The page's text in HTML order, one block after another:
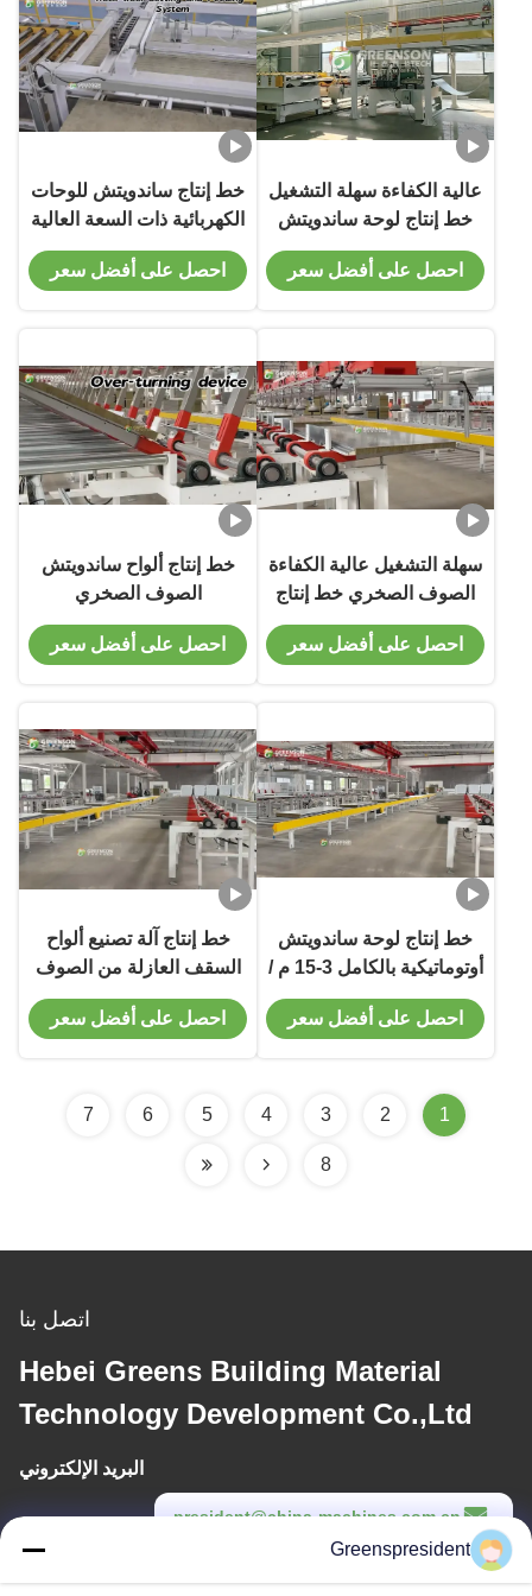
عالية الكفاءة سهلة التشغيل
خط إنتاج لوحة ساندويتش
PU للوحات السطحية
والجدارية ذات سمك 40-300احصل على أفضل سعر
خط إنتاج ساندويتش للوحات
الكهربائية ذات السعة العالية
المتغيرة
احصل على أفضل سعر
سهلة التشغيل عالية الكفاءة
الصوف الصخري خط إنتاج
لوحة رغوة البوليوريثان مع
نظام التحكم العددي PLC
احصل على أفضل سعر
خط إنتاج ألواح ساندويتش
الصوف الصخري
الأوتوماتيكي بالكامل ذو
السعة العالية والقابلية
احصل على أفضل سعر
خط إنتاج لوحة ساندويتش
أوتوماتيكية بالكامل 3-15 م /
دقيقة PU / PIR / EPS
للألواح العازلة
احصل على أفضل سعر
خط إنتاج آلة تصنيع ألواح
السقف العازلة من الصوف
الصخري PU المستمر Z
احصل على أفضل سعر
1
2
3
4
5
6
7
8
اتصل بنا
Hebei Greens Building Material
Technology Development Co.,Ltd
البريد الإلكتروني
president@china-machines.com.cn
Greenspresident